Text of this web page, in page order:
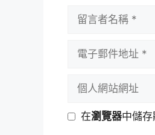
址
網 在瀏覽器中儲存